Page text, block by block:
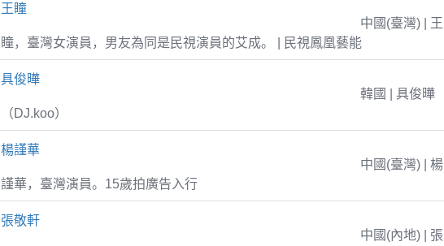
王瞳
中國(臺灣) | 王
瞳，臺灣女演員，男友為同是民視演員的艾成。 | 民視鳳凰藝能
具俊曄
韓國 | 具俊曄
（DJ.koo）
楊謹華
中國(臺灣) | 楊
謹華，臺灣演員。15歲拍廣告入行
張敬軒
中國(內地) | 張